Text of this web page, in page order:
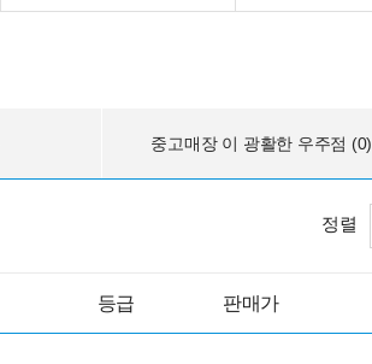
중고매장 이 광활한 우주점 (0)
정렬
등급 판매가